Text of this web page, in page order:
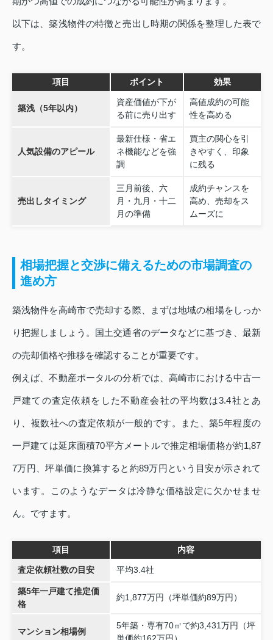
以下は、築浅物件の特徴と売出し時期の関係を整理した表で
す。
項目 ポイント 効果
築浅（5年以内）
資産価値が下が
る前に売り出す
高値成約の可能
性を高める
人気設備のアピール
最新仕様・省エ
ネ機能などを強
調
買主の関心を引
きやすく、印象
に残る
売出しタイミング
三月前後、六
月・九月・十二
月の準備
成約チャンスを
高め、売却をス
ムーズに
相場把握と交渉に備えるための市場調査の
進め方
築浅物件を高崎市で売却する際、まずは地域の相場をしっか
り把握しましょう。国土交通省のデータなどに基づき、最新
の売却価格や推移を確認することが重要です。
例えば、不動産ポータルの分析では、高崎市における中古一
戸建ての査定依頼をした不動産会社の平均数は3.4社とあ
り、複数社への査定依頼が一般的です。また、築5年程度の
一戸建ては延床面積70平方メートルで推定相場価格が約1,87
7万円、坪単価に換算すると約89万円という目安が示されて
います。このようなデータは冷静な価格設定に欠かせませ
ん。ですます。
項目 内容
査定依頼社数の目安 平均3.4社
築5年一戸建て推定価
格
約1,877万円（坪単価約89万円）
マンション相場例
5年築・専有70㎡で約3,431万円（坪